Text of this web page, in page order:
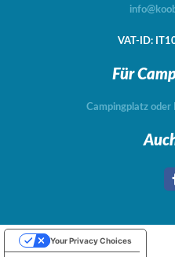
VAT-ID:
Für
Campingplatz oder
Your Privacy Choices